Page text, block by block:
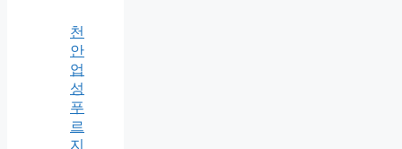
천
안
업
성
푸
르
지